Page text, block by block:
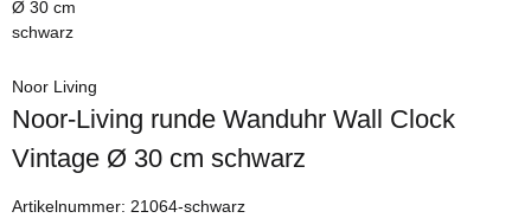
Noor Living
Noor-Living runde Wanduhr Wall Clock
Vintage Ø 30 cm schwarz
Artikelnummer: 21064-schwarz